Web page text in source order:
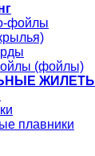
фойлы
(фойлы)
ЖИЛЕТЫ
плавники